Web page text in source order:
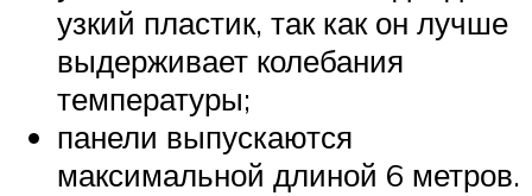
узкий пластик, так как он лучше
выдерживает колебания
температуры;
панели выпускаются
максимальной длиной 6 метров.